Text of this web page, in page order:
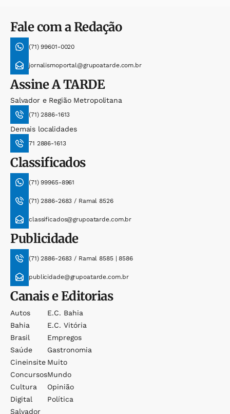
Fale com a Redação
(71) 99601-0020
jornalismoportal@grupoatarde.com.br
AssineA TARDE
Salvador e Região Metropolitana
(71) 2886-1613
Demais localidades
71 2886-1613
Classificados
(71) 99965-8961
(71) 2886-2683 / Ramal 8526
classificados@grupoatarde.com.br
Publicidade
(71) 2886-2683 / Ramal 8585 | 8586
publicidade@grupoatarde.com.br
Canais e Editorias
Autos
Bahia
Brasil
Saúde
Cineinsite
Concursos
Cultura
Digital
Salvador
E.c. Bahia
E.c. Vitória
Empregos
Gastronomia
Muito
Mundo
Opinião
Política